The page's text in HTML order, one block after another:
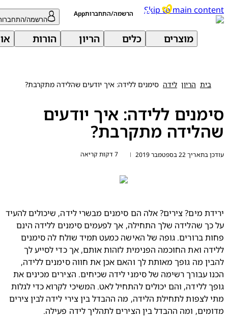
Skip to main הרשמה/התחברותApp
הרשמה/התחברות
מוצרים כלים הריון הורות
הריון לידה סימנים ללידה: איך יודעים שהלידה מתקרבת?
ללידה: איך יודעים
מתקרבת?
22 בספטמבר 2019 |
ירידת מים? צירים? אלה הם סימנים מבשרי לידה, שיכולים להעיד
על כך שהלידה שלך התחילה, אך לפעמים סימנים ללידה הינם
פחות ברורים. גופה של האישה כמעט תמיד שולח לה סימנים
ללידה ואת החוכמה הפנימית לזהות אותם, אך כדי לסייע לך
להבין מה גופך מאותת לך והאם אכן את חווה סימנים ללידה,
הכנו עבורך רשימה של סימני לידה שכיחים. הצירים מכינים את
גופך ללידה, והם יכולים להתחיל לאט. המשיכי לקרוא כדי לגלות
מתי לצפות לתחילת הלידה, מה ההבדל בין צירי לידה לבין צירים
ומה ההבדל בין הצירים לתהליך לידה פעילה.